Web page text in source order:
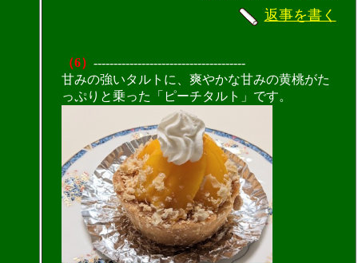
返事を書く
（6） --------------------------------------
甘みの強いタルトに、爽やかな甘みの黄桃がた
っぷりと乗った「ピーチタルト」です。